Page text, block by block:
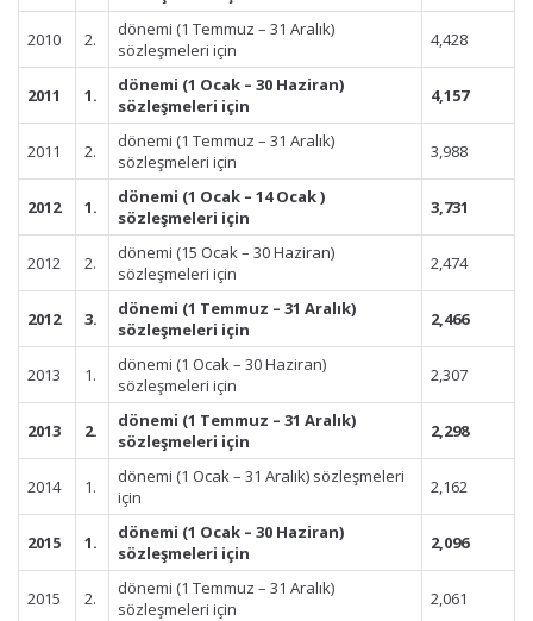
2010 2.
dönemi (1 Temmuz – 31 Aralık)
sözleşmeleri için
4,428
2011 1.
dönemi (1 Ocak – 30 Haziran)
sözleşmeleri için
4,157
2011 2.
dönemi (1 Temmuz – 31 Aralık)
sözleşmeleri için
3,988
2012 1.
dönemi (1 Ocak – 14 Ocak )
sözleşmeleri için
3,731
2012 2.
dönemi (15 Ocak – 30 Haziran)
sözleşmeleri için
2,474
2012 3.
dönemi (1 Temmuz – 31 Aralık)
sözleşmeleri için
2,466
2013 1.
dönemi (1 Ocak – 30 Haziran)
sözleşmeleri için
2,307
2013 2.
dönemi (1 Temmuz – 31 Aralık)
sözleşmeleri için
2,298
2014 1.
dönemi (1 Ocak – 31 Aralık) sözleşmeleri
için
2,162
2015 1.
dönemi (1 Ocak – 30 Haziran)
sözleşmeleri için
2,096
2015 2.
dönemi (1 Temmuz – 31 Aralık)
sözleşmeleri için
2,061